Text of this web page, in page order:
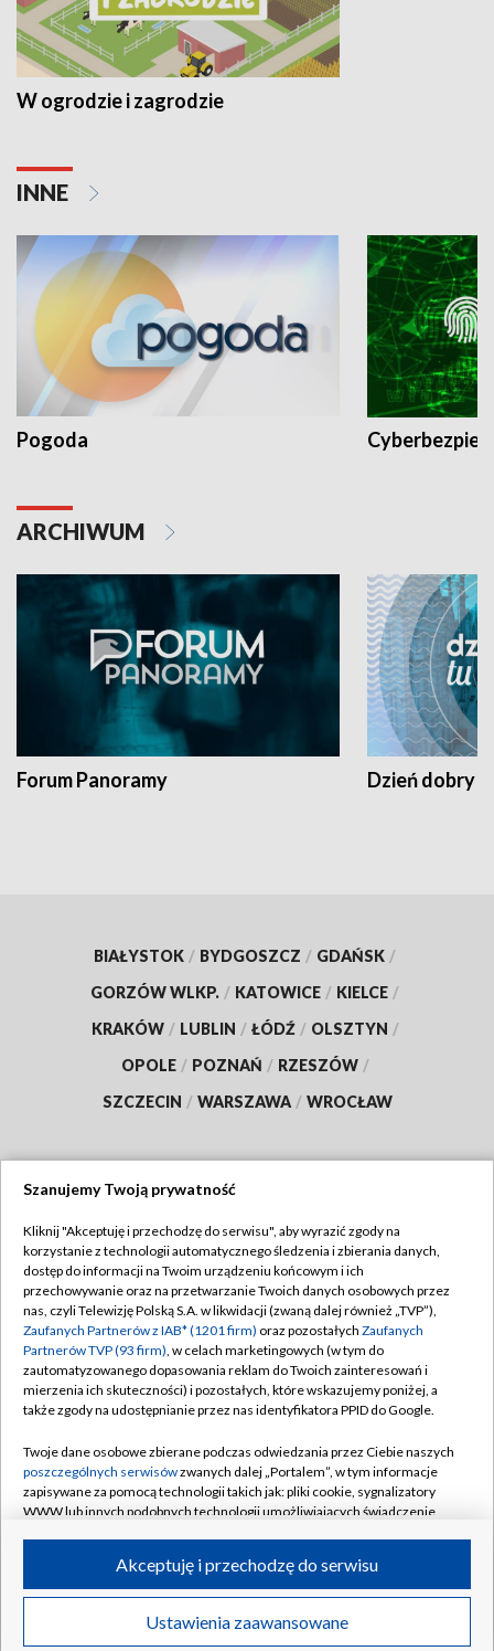
W ogrodzie i zagrodzie
INNE
Pogoda
ARCHIWUM
Forum Panoramy Dzień dobry
BIAŁYSTOK / BYDGOSZCZ / GDAŃSK /
GORZÓW WLKP. / KATOWICE / KIELCE /
KRAKÓW / LUBLIN / ŁÓDŹ / OLSZTYN /
OPOLE / POZNAŃ / RZESZÓW /
SZCZECIN / WARSZAWA / WROCŁAW
TVP
Abonament TVP
Emisja w TVP
Centrum informacji TVP
Naziemna Telewizja Cyfrowa
Rada Programowa
System NOS
Informacje o nadawcy
Program dla prasy
Ogłoszenie przetargowe
Regulamin TVP
Polityka prywatności
Moje zgody
Pomoc
Kontakt
Kanały
©2026 Telewizja Polska S.A. w likwidacji
Szanujemy Twoją prywatność
Kliknij "Akceptuję i przechodzę do serwisu", aby wyrazić zgody na
korzystanie z technologii automatycznego śledzenia i zbierania danych,
dostęp do informacji na Twoim urządzeniu końcowym i ich
przechowywanie oraz na przetwarzanie Twoich danych osobowych przez
nas, czyli Telewizję Polską S.A. w likwidacji (zwaną dalej również „TVP”),
Zaufanych Partnerów z IAB* (1201 firm) oraz pozostałych Zaufanych
Partnerów TVP (93 firm), w celach marketingowych (w tym do
zautomatyzowanego dopasowania reklam do Twoich zainteresowań i
mierzenia ich skuteczności) i pozostałych, które wskazujemy poniżej, a
także zgody na udostępnianie przez nas identyfikatora PPID do Google.
Twoje dane osobowe zbierane podczas odwiedzania przez Ciebie naszych
poszczególnych serwisówzwanych dalej „Portalem”, w tym informacje
zapisywane za pomocą technologii takich jak: pliki cookie, sygnalizatory
WWW lub innych podobnych technologii umożliwiających świadczenie
ruchu w Internecie.
Twoje dane osobowe zbierane podczas odwiedzania przez Ciebie
poszczególnych serwisówna Portalu, takie jak adresy IP, identyfikatory
Ustawienia zaawansowane
Akceptuję i przechodzę do serwisu